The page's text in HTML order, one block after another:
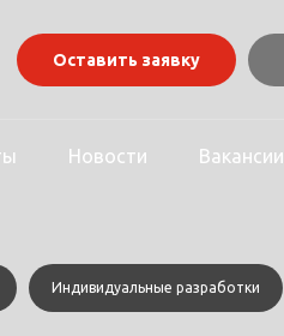
Оставить заявку
Новости Вакансии
Индивидуальные разработки